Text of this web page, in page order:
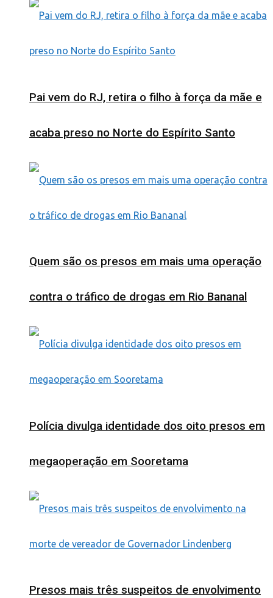
Pai vem do RJ, retira o filho à força da mãe e
acaba preso no Norte do Espírito Santo
Quem são os presos em mais uma operação
contra o tráfico de drogas em Rio Bananal
Polícia divulga identidade dos oito presos em
megaoperação em Sooretama
Presos mais três suspeitos de envolvimento